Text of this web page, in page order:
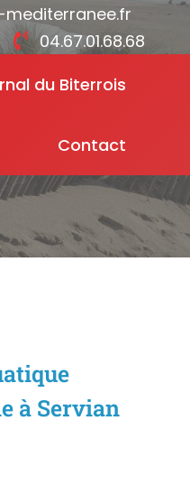
04.67.01.68.68
du Biterrois
Contact
à Servian